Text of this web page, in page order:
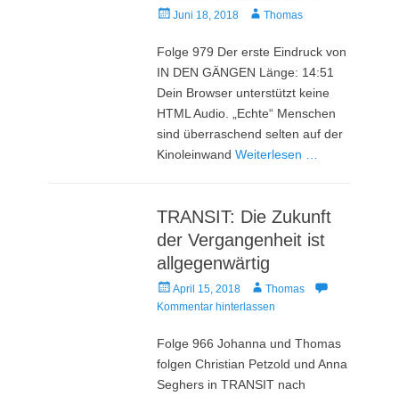
Veröffentlicht
Juni 18, 2018 AutorThomas
Folge 979 Der erste Eindruck von
IN DEN GÄNGEN Länge: 14:51
Dein Browser unterstützt keine
HTML Audio. „Echte“ Menschen
sind überraschend selten auf der
KinoleinwandWeiterlesen …
TRANSIT: Die Zukunft
der Vergangenheit ist
allgegenwärtig
Veröffentlicht
am
April 15, 2018 AutorThomas
Kommentar hinterlassen
Folge 966 Johanna und Thomas
folgen Christian Petzold und Anna
Seghers in TRANSIT nach